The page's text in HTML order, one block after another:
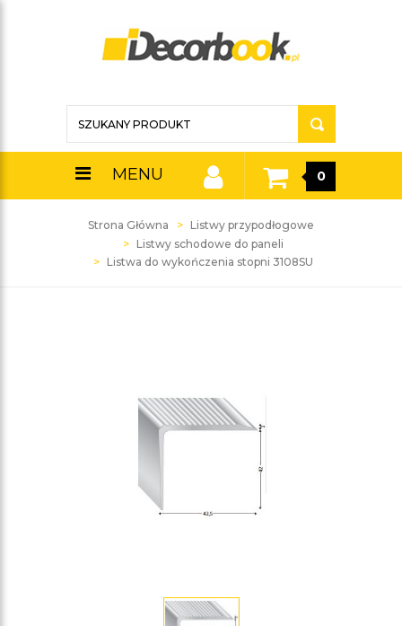
MENU 0
Strona Główna
Listwy przypodłogowe
Listwy schodowe do paneli
Listwa do wykończenia stopni 3108SU